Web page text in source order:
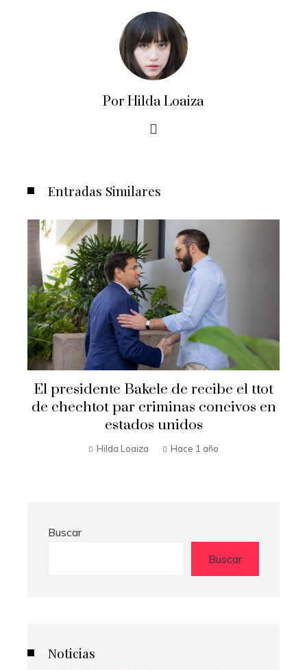
Por Hilda Loaiza
Entradas Similares
El presidente Bakele de recibe el ttot
de chechtot par criminas concivos en
estados unidos
Hilda Loaiza Hace 1 año
Buscar
Buscar
Noticias